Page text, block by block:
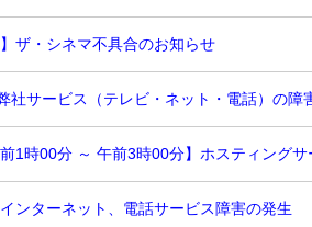
ザ・シネマ不具合のお知らせ
社サービス（テレビ・ネット・電話）の障
1時00分 ～ 午前3時00分】ホスティング
ンターネット、電話サービス障害の発生